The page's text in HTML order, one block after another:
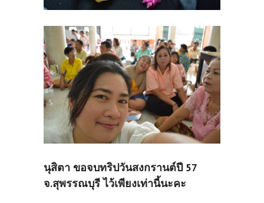
นุสิตา ขอจบทริปวันสงกรานต์ปี 57
จ.สุพรรณบุรี ไว้เพียงเท่านี้นะคะ